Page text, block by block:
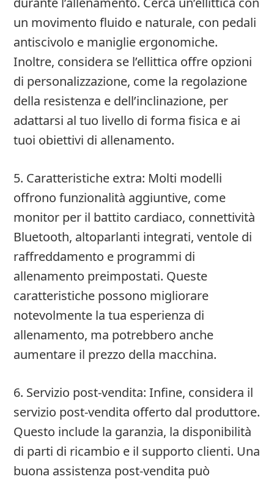
un movimento fluido e naturale, con pedali
antiscivolo e maniglie ergonomiche.
Inoltre, considera se l’ellittica offre opzioni
di personalizzazione, come la regolazione
della resistenza e dell’inclinazione, per
adattarsi al tuo livello di forma fisica e ai
tuoi obiettivi di allenamento.
5. Caratteristiche extra: Molti modelli
offrono funzionalità aggiuntive, come
monitor per il battito cardiaco, connettività
Bluetooth, altoparlanti integrati, ventole di
raffreddamento e programmi di
allenamento preimpostati. Queste
caratteristiche possono migliorare
notevolmente la tua esperienza di
allenamento, ma potrebbero anche
aumentare il prezzo della macchina.
6. Servizio post-vendita: Infine, considera il
servizio post-vendita offerto dal produttore.
Questo include la garanzia, la disponibilità
di parti di ricambio e il supporto clienti. Una
buona assistenza post-vendita può